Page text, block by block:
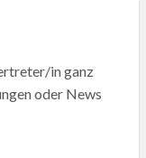
in ganz
oder News